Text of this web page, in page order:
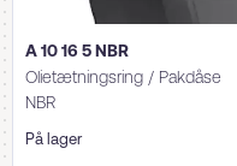
A 10 16 5 NBR
Olietætningsring / Pakdåse
NBR
På lager